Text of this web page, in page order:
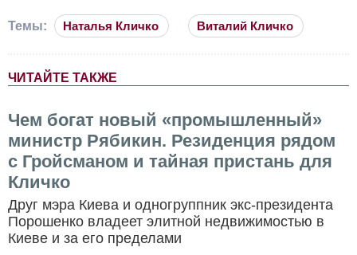
Темы: Наталья Кличко Виталий Кличко
ЧИТАЙТЕ ТАКЖЕ
Чем богат новый «промышленный»
министр Рябикин. Резиденция рядом
с Гройсманом и тайная пристань для
Кличко
Друг мэра Киева и одногруппник экс-президента
Порошенко владеет элитной недвижимостью в
Киеве и за его пределами